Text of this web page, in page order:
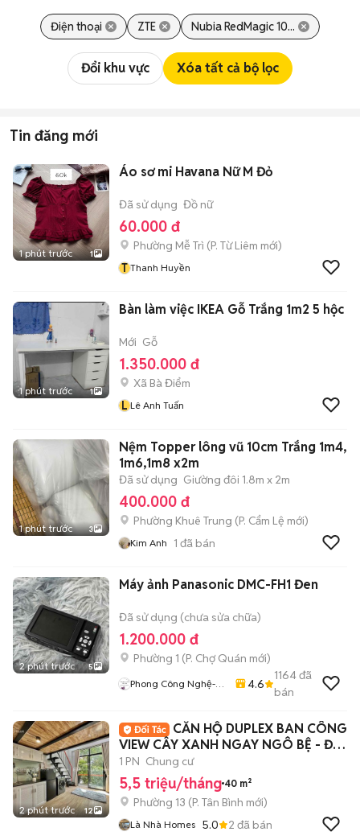
Điện thoại ZTE Nubia RedMagic 10...
Đổi khu vực Xóa tất cả bộ lọc
Tin đăng mới
1 phút trước 1
Áo sơ mi Havana Nữ M Đỏ
Đã sử dụng Đồ nữ
60.000 đ
Phường Mễ Trì (P. Từ Liêm mới)
T Thanh Huyền
1 phút trước 1
Bàn làm việc IKEA Gỗ Trắng 1m2 5 hộc
Mới Gỗ
1.350.000 đ
Xã Bà Điểm
L Lê Anh Tuấn
1 phút trước 3
Nệm Topper lông vũ 10cm Trắng 1m4,
1m6,1m8 x2m
Đã sử dụng Giường đôi 1.8m x 2m
400.000 đ
Phường Khuê Trung (P. Cẩm Lệ mới)
Kim Anh 1 đã bán
2 phút trước 5
Máy ảnh Panasonic DMC-FH1 Đen
Đã sử dụng (chưa sửa chữa)
1.200.000 đ
Phường 1 (P. Chợ Quán mới)
Phong Công Nghệ-
4.6
1164đã
bán
2 phút trước 12
CĂN HỘ DUPLEX BAN CÔNG
VIEW CÂY XANH NGAY NGÔ BỆ - ĐỐI
DIỆN ETOWN
1 PN Chung cư
5,5 triệu/tháng 40 m²
Phường 13 (P. Tân Bình mới)
Là Nhà Homes 5.0 2 đã bán